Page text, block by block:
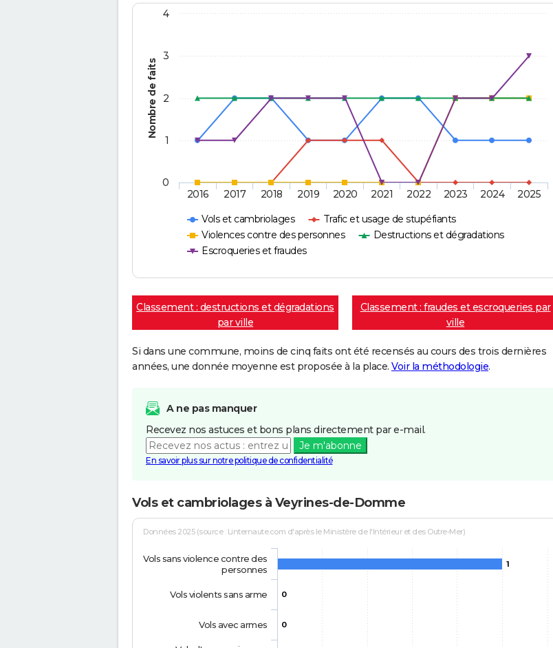
Nombre de faits
Vols et cambriolages
Trafic et usage de stupéfiants
Violences contre des personnes
Destructions et dégradations
Escroqueries et fraudes
2016 2017 2018 2019 2020 2021 2022 2023 2024 2025
0
1
2
3
4
Classement : destructions et dégradations
par ville
Classement : fraudes et escroqueries par
ville
Si dans une commune, moins de cinq faits ont été recensés au cours des trois dernières
années, une donnée moyenne est proposée à la place. Voir la méthodologie.
A ne pas manquer
Recevez nos astuces et bons plans directement par e-mail.
Je m'abonne
En savoir plus sur notre politique de confidentialité
Vols et cambriolages à Veyrines-de-Domme
Données 2025 (source : Linternaute.com d'après le Ministère de l'Intérieur et des Outre-Mer)
1
0
0
Vols sans violence contre des
personnes
Vols violents sans arme
Vols avec armes